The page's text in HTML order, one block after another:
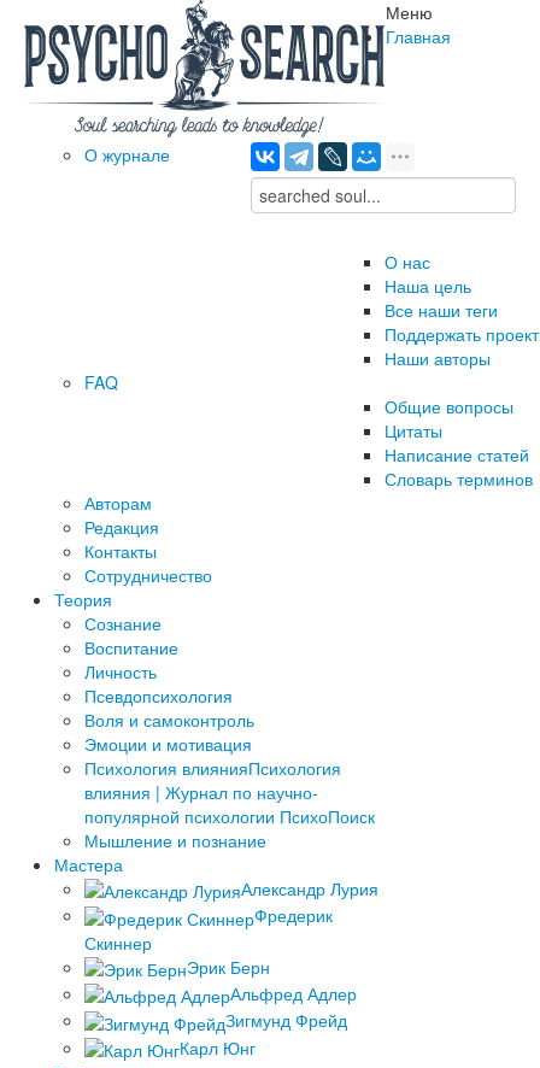
Меню
Главная
О журнале
О нас
Наша цель
Все наши теги
Поддержать проект
Наши авторы
FAQ
Общие вопросы
Цитаты
Написание статей
Словарь терминов
Авторам
Редакция
­Контакты
Сотрудничество
Теория
Сознание
Воспитание
Личность
Псевдопсихология
Воля и самоконтроль
Эмоции и мотивация
Психология влиянияПсихология
влияния | Журнал по научно-
популярной психологии ПсихоПоиск
Мышление и познание
Мастера
Александр Лурия
Фредерик
Скиннер
Эрик Берн
Альфред Адлер
Зигмунд Фрейд
Карл Юнг